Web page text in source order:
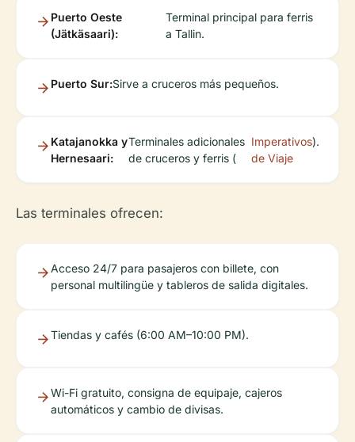
Puerto Oeste
(Jätkäsaari):
Terminal principal para ferris
a Tallin.
Puerto Sur:Sirve a cruceros más pequeños.
Katajanokka y
Hernesaari:
Terminales adicionales
de cruceros y ferris (
Imperativos
de Viaje
).
Las terminales ofrecen:
Acceso 24/7 para pasajeros con billete, con
personal multilingüe y tableros de salida digitales.
Tiendas y cafés (6:00 AM–10:00 PM).
Wi-Fi gratuito, consigna de equipaje, cajeros
automáticos y cambio de divisas.